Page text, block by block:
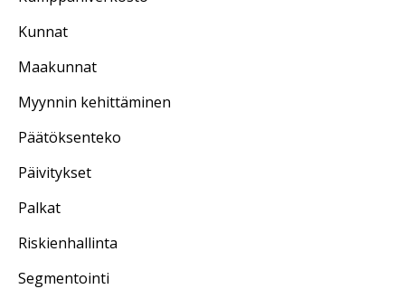
Kunnat
Maakunnat
Myynnin kehittäminen
Päätöksenteko
Päivitykset
Palkat
Riskienhallinta
Segmentointi